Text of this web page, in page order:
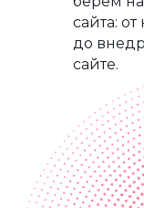
сайта:
до
сайте.